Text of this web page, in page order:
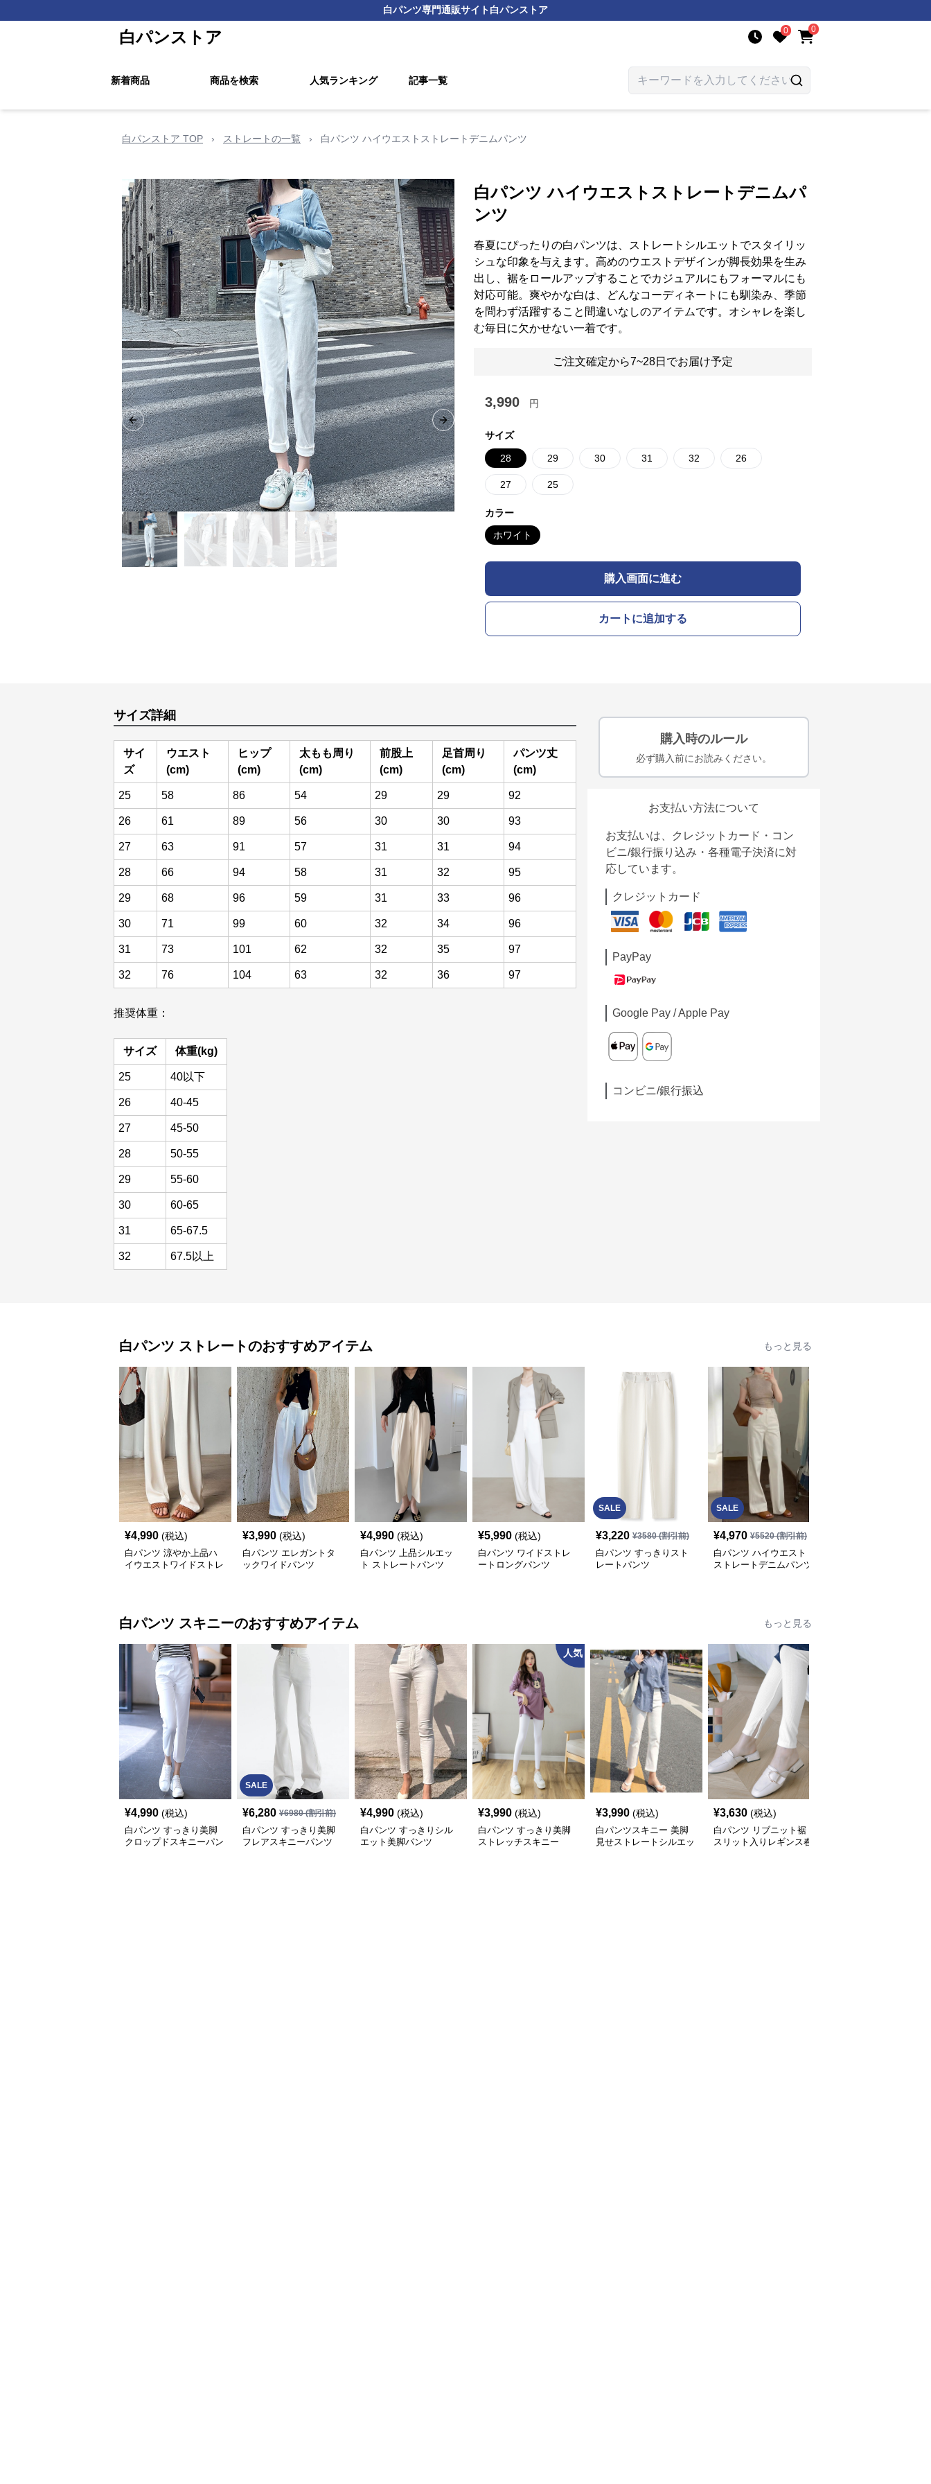
白パンツ専門通販サイト白パンストア
白パンストア 0 0
新着商品 商品を検索 人気ランキング 記事一覧
白パンストア TOP › ストレートの一覧 › 白パンツ ハイウエストストレートデニムパンツ
Previous slide Next slide
白パンツ ハイウエストストレートデニムパ
ンツ
春夏にぴったりの白パンツは、ストレートシルエットでスタイリッ
シュな印象を与えます。高めのウエストデザインが脚長効果を生み
出し、裾をロールアップすることでカジュアルにもフォーマルにも
対応可能。爽やかな白は、どんなコーディネートにも馴染み、季節
を問わず活躍すること間違いなしのアイテムです。オシャレを楽し
む毎日に欠かせない一着です。
ご注文確定から7~28日でお届け予定
3,990 円
サイズ
28 29 30 31 32 26
27 25
カラー
ホワイト
購入画面に進む
カートに追加する
サイズ詳細
サイ
ズ
ウエスト
(cm)
ヒップ
(cm)
太もも周り
(cm)
前股上
(cm)
足首周り
(cm)
パンツ丈
(cm)
25 58 86 54 29 29 92
26 61 89 56 30 30 93
27 63 91 57 31 31 94
28 66 94 58 31 32 95
29 68 96 59 31 33 96
30 71 99 60 32 34 96
31 73 101 62 32 35 97
32 76 104 63 32 36 97
推奨体重：
サイズ 体重(kg)
25 40以下
26 40-45
27 45-50
28 50-55
29 55-60
30 60-65
31 65-67.5
32 67.5以上
購入時のルール
必ず購入前にお読みください。
お支払い方法について
お支払いは、クレジットカード・コン
ビニ/銀行振り込み・各種電子決済に対
応しています。
クレジットカード
PayPay
Google Pay / Apple Pay
コンビニ/銀行振込
白パンツ ストレートのおすすめアイテム もっと見る
¥4,990 (税込)
白パンツ 涼やか上品ハ
イウエストワイドストレ
¥3,990 (税込)
白パンツ エレガントタ
ックワイドパンツ
¥4,990 (税込)
白パンツ 上品シルエッ
ト ストレートパンツ
¥5,990 (税込)
白パンツ ワイドストレ
ートロングパンツ
SALE
¥3,220 ¥3580(割引前)
白パンツ すっきりスト
レートパンツ
SALE
¥4,970 ¥5520(割引前)
白パンツ ハイウエスト
ストレートデニムパンツ
白パンツ スキニーのおすすめアイテム もっと見る
¥4,990 (税込)
白パンツ すっきり美脚
クロップドスキニーパン
SALE
¥6,280 ¥6980(割引前)
白パンツ すっきり美脚
フレアスキニーパンツ
¥4,990 (税込)
白パンツ すっきりシル
エット美脚パンツ
人気
¥3,990 (税込)
白パンツ すっきり美脚
ストレッチスキニー
¥3,990 (税込)
白パンツスキニー 美脚
見せストレートシルエッ
¥3,630 (税込)
白パンツ リブニット裾
スリット入りレギンス春